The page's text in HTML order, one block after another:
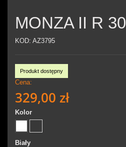
MONZA II R 30
KOD: AZ3795
Produkt dostępny
Cena:
329,00 zł
Kolor
Biały